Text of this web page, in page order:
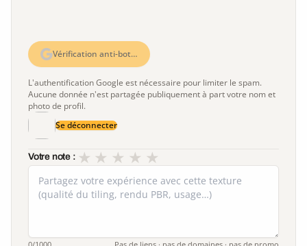
Vérification anti-bot…
L'authentification Google est nécessaire pour limiter le spam.
Aucune donnée n'est partagée publiquement à part votre nom et
photo de profil.
Se déconnecter
Votre note : ★
★
★
★
★